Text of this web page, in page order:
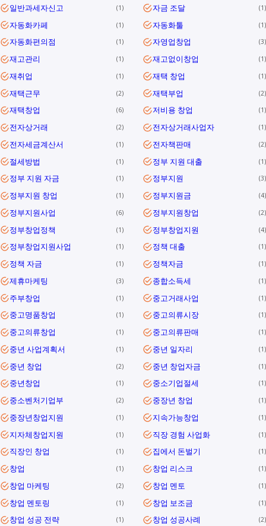
일반과세자신고 1 자금 조달 1
자동화카페 1 자동화툴 1
자동화편의점 1 자영업창업 3
재고관리 1 재고없이창업 1
재취업 1 재택 창업 1
재택근무 2 재택부업 2
재택창업 6 저비용 창업 1
전자상거래 2 전자상거래사업자 1
전자세금계산서 1 전자책판매 2
절세방법 1 정부 지원 대출 1
정부 지원 자금 1 정부지원 3
정부지원 창업 1 정부지원금 4
정부지원사업 6 정부지원창업 2
정부창업정책 1 정부창업지원 4
정부창업지원사업 1 정책 대출 1
정책 자금 1 정책자금 1
제휴마케팅 3 종합소득세 1
주부창업 1 중고거래사업 1
중고명품창업 1 중고의류시장 1
중고의류창업 1 중고의류판매 1
중년 사업계획서 1 중년 일자리 1
중년 창업 2 중년 창업자금 1
중년창업 1 중소기업절세 1
중소벤처기업부 2 중장년 창업 1
중장년창업지원 1 지속가능창업 1
지자체창업지원 1 직장 경험 사업화 1
직장인 창업 1 집에서 돈벌기 1
창업 1 창업 리스크 1
창업 마케팅 2 창업 멘토 1
창업 멘토링 1 창업 보조금 1
창업 성공 전략 1 창업 성공사례 2